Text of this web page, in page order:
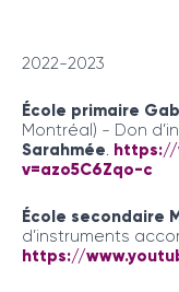
2022-2023
École primaire
Montréal) - Don
Sarahmée. https://
v=azo5C6Zqo-c
École secondaire
d’instruments
https://